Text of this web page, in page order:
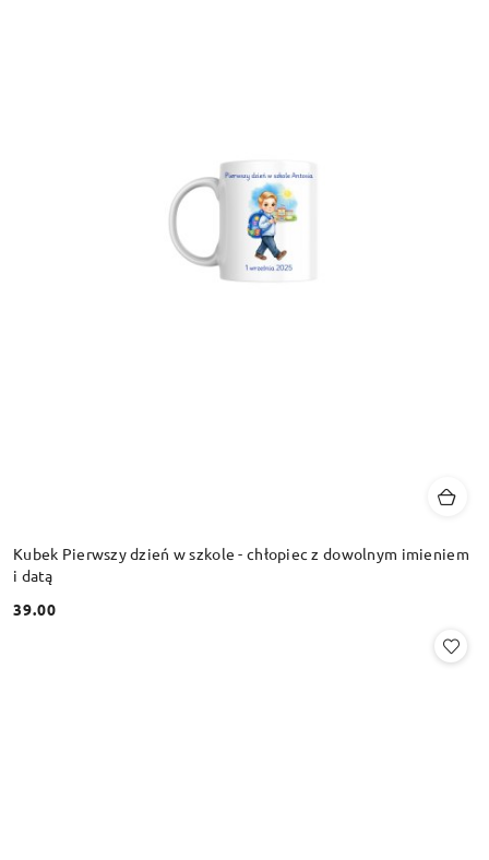
Kubek Pierwszy dzień w szkole - chłopiec z dowolnym imieniem
i datą
Cena:
39.00